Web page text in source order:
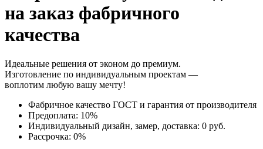
на заказ фабричного
качества
Идеальные решения от эконом до премиум.
Изготовление по индивидуальным проектам —
воплотим любую вашу мечту!
Фабричное качество ГОСТ и гарантия от производителя
Предоплата: 10%
Индивидуальный дизайн, замер, доставка: 0 руб.
Рассрочка: 0%